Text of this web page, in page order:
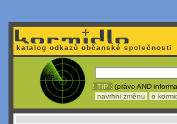
katalog odkazů občanské společnosti
! TIP : (právo AND
navrhni změnu
o